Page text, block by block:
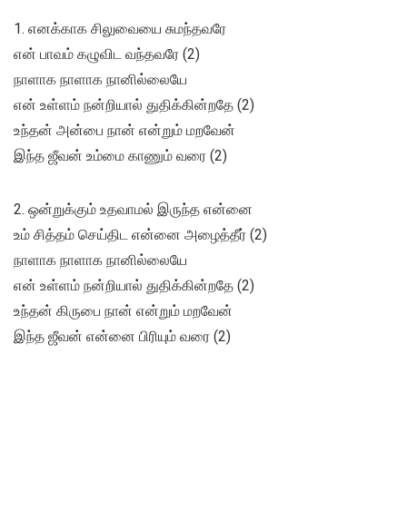
1. எனக்காக சிலுவையை சுமந்தவரே
என் பாவம் கழுவிட வந்தவரே (2)
நாளாக நாளாக நானில்லையே
என் உள்ளம் நன்றியால் துதிக்கின்றதே (2)
உந்தன் அன்பை நான் என்றும் மறவேன்
இந்த ஜீவன் உம்மை காணும் வரை (2)
2. ஒன்றுக்கும் உதவாமல் இருந்த என்னை
உம் சித்தம் செய்திட என்னை அழைத்தீர் (2)
நாளாக நாளாக நானில்லையே
என் உள்ளம் நன்றியால் துதிக்கின்றதே (2)
உந்தன் கிருபை நான் என்றும் மறவேன்
இந்த ஜீவன் என்னை பிரியும் வரை (2)